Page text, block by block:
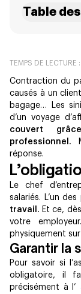
TEMPS DE LECTURE :
Contraction du
causés à un
bagage… Les
d’un voyage
couvert
professionnel.
réponse.
Le chef
salariés. L’un
travail. Et ce,
votre
physiquement
Garantir la
Pour savoir si
obligatoire, il
précisément à l’
Table